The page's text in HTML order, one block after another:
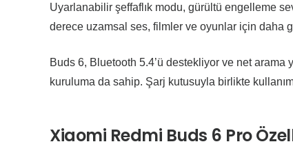
Uyarlanabilir şeffaflık modu, gürültü engelleme
derece uzamsal ses, filmler ve oyunlar için daha
Buds 6, Bluetooth 5.4’ü destekliyor ve net
kuruluma da sahip. Şarj kutusuyla birlikte
Xiaomi Redmi Buds 6 Pro